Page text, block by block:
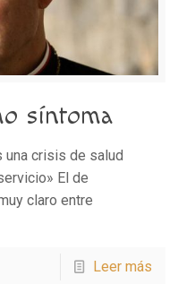
síntoma
crisis de salud
El de
claro entre
Leer más